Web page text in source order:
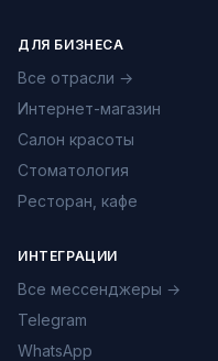
ДЛЯ БИЗНЕСА
Все отрасли →
Интернет-магазин
Салон красоты
Стоматология
Ресторан, кафе
ИНТЕГРАЦИИ
Все мессенджеры →
Telegram
WhatsApp